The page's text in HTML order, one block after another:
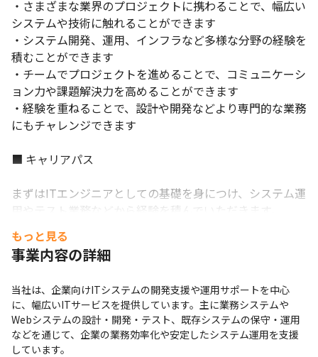
・さまざまな業界のプロジェクトに携わることで、幅広い
システムや技術に触れることができます
・システム開発、運用、インフラなど多様な分野の経験を
積むことができます
・チームでプロジェクトを進めることで、コミュニケーシ
ョン力や課題解決力を高めることができます
・経験を重ねることで、設計や開発などより専門的な業務
にもチャレンジできます
■ キャリアパス
まずはITエンジニアとしての基礎を身につけ、システム運
用やテスト業務などから経験を積んでいただきます。
その後、スキルや志向に応じて、以下のようなキャリアを
目指すことが可能です。
・アプリケーションエンジニア
・インフラエンジニア
・プロジェクトリーダー（PL）
・プロジェクトマネージャー（PM）
もっと見る
事業内容の詳細
当社は、企業向けITシステムの開発支援や運用サポートを中心
に、幅広いITサービスを提供しています。主に業務システムや
Webシステムの設計・開発・テスト、既存システムの保守・運用
などを通じて、企業の業務効率化や安定したシステム運用を支援
しています。